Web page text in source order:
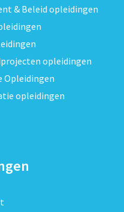
& Beleid opleidingen
opleidingen
Opleidingen
opleidingen